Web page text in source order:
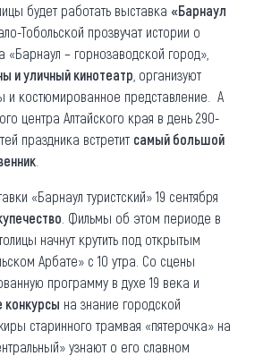
будет работать выставка «Барнаул
Тобольской прозвучат истории о
«Барнаул – горнозаводской город»,
и уличный кинотеатр , организуют
и костюмированное представление. А
центра Алтайского края в день 290-
праздника встретит самый большой
«Барнаул туристский» 19 сентября
. Фильмы об этом периоде в
начнут крутить под открытым
Арбате» с 10 утра. Со сцены
программу в духе 19 века и
конкурсы на знание городской
старинного трамвая «пятерочка» на
узнают о его славном